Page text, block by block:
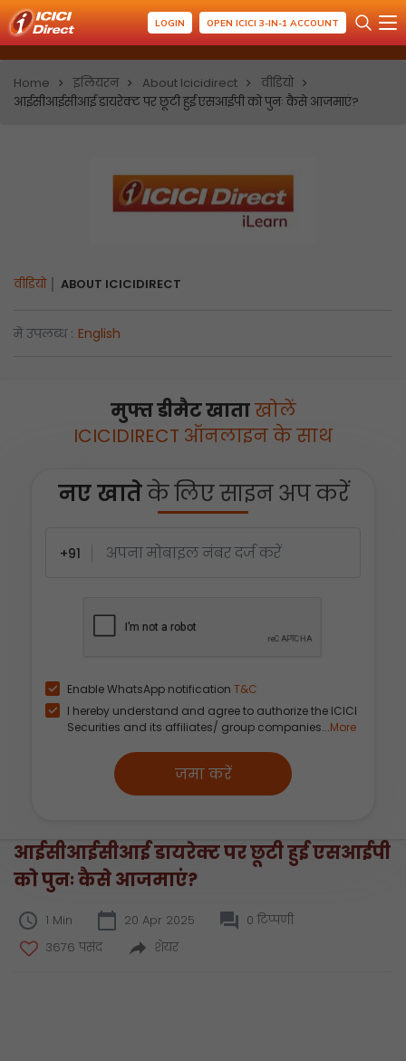
LOGIN OPEN ICICI 3-IN-1 ACCOUNT
Home इलियरन About Icicidirect
वीडियो
आईसीआईसीआई डायरेक्ट पर छूटी हुई एसआईपी को पुनः कैसे आजमाएं?
वीडियो ABOUT ICICIDIRECT
में उपलब्ध : English
मुफ्त डीमैट खाताखोलें
ICICIDIRECT ऑनलाइन के साथ
नए खातेके लिए साइन अप करें
+91
Enable WhatsApp notification T&C
I hereby understand and agree to authorize the ICICI
Securities and its affiliates/ group companies...More
जमा करें
आईसीआईसीआई डायरेक्ट पर छूटी हुई एसआईपी
को पुनः कैसे आजमाएं?
1 Min 20 Apr 2025
0 टिप्पणी
3676 पसंद
शेयर